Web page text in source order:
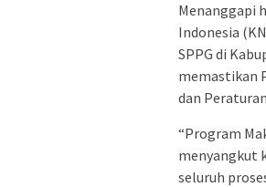
Menanggapi
Indonesia
SPPG di
memastikan
dan
“Program
menyangkut
seluruh